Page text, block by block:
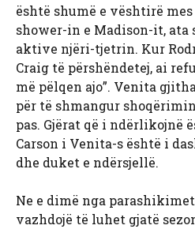
është shumë e vështirë
shower-in e Madison-it, ata
aktive njëri-tjetrin. Kur
Craig të përshëndetej, ai
më pëlqen ajo”. Venita
për të shmangur
pas. Gjërat që i ndërlikojnë
Carson i Venita-s është i
dhe duket e ndërsjellë.
Ne e dimë nga
vazhdojë të luhet gjatë